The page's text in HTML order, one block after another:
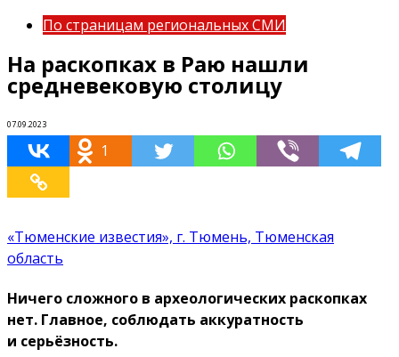
По страницам региональных СМИ
На раскопках в Раю нашли
средневековую столицу
07.09.2023
1
«Тюменские известия», г. Тюмень, Тюменская
область
Ничего сложного в археологических раскопках
нет. Главное, соблюдать аккуратность
и серьёзность.